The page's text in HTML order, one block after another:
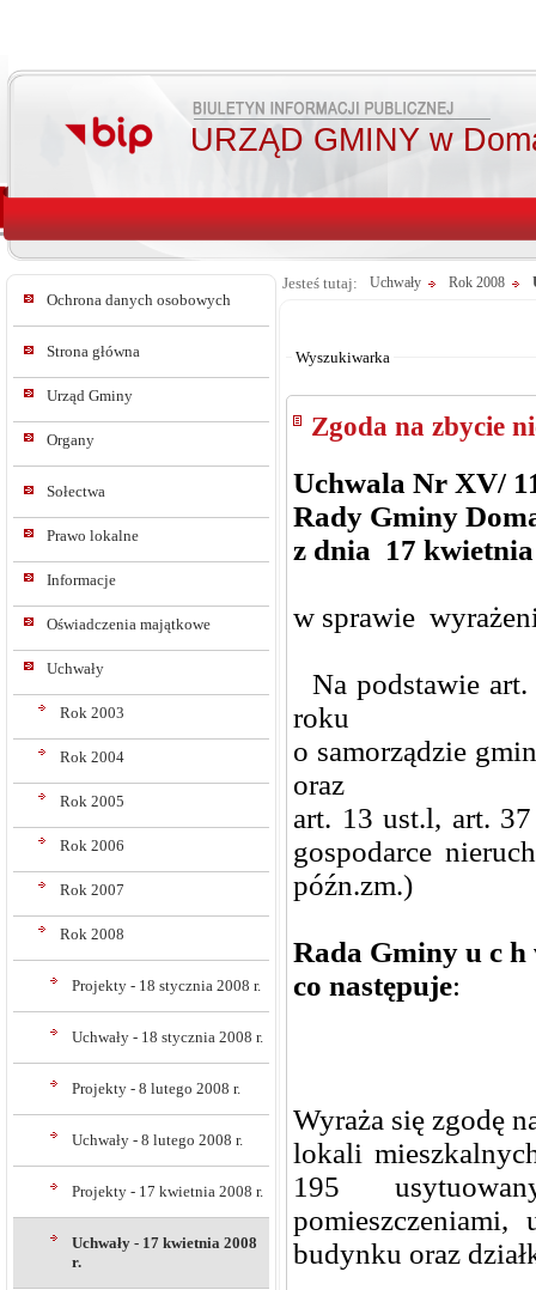
URZĄD GMINY w
Ochrona danych osobowych
Strona główna
Urząd Gminy
Organy
Sołectwa
Prawo lokalne
Informacje
Oświadczenia majątkowe
Uchwały
Rok 2003
Rok 2004
Rok 2005
Rok 2006
Rok 2007
Rok 2008
Projekty - 18 stycznia 2008 r.
Uchwały - 18 stycznia 2008 r.
Projekty - 8 lutego 2008 r.
Uchwały - 8 lutego 2008 r.
Projekty - 17 kwietnia 2008 r.
Uchwały - 17 kwietnia 2008
r.
Jesteś tutaj: Uchwały Rok 2008
Wyszukiwarka
Zgoda na zbycie
Uchwala Nr XV/
Rady Gminy
z dnia 17
w sprawie
Na podstawie
roku
o samorządzie
oraz
art. 13 ust.l, art.
gospodarce
późn.zm.)
Rada Gminy u c h
co następuje:
Wyraża się zgodę
lokali
195
pomieszczeniami,
budynku oraz